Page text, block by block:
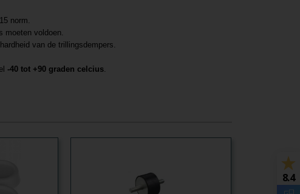
norm.
moeten voldoen.
van de trillingsdempers.
-40 tot +90 graden celcius.
8.4